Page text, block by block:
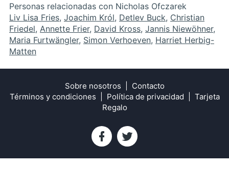
Personas relacionadas con Nicholas Ofczarek
Liv Lisa Fries, Joachim Król, Detlev Buck, Christian
Friedel, Annette Frier, David Kross, Jannis Niewöhner,
Maria Furtwängler, Simon Verhoeven, Harriet Herbig-
Matten
Sobre nosotros
Contacto
Términos y condiciones
Política de privacidad
Tarjeta
Regalo